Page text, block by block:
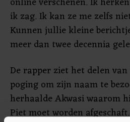
ik zag. Ik kan ze me zelfs
Kunnen jullie kleine
meer dan twee decennia
De rapper ziet het delen
poging om zijn naam te
herhaalde Akwasi waarom
Piet moet worden